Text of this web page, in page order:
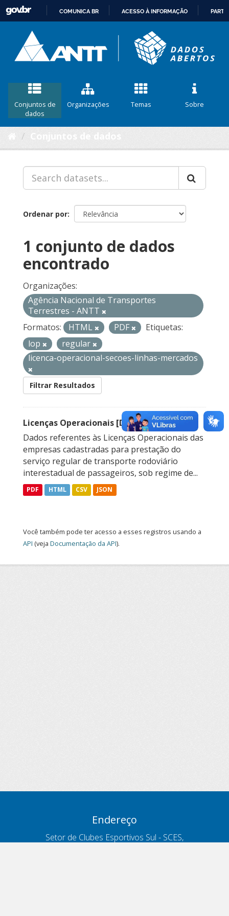
CONTEÚDO
COMUNICA BR ACESSO À INFORMAÇÃO
Conjuntos de
dados
Organizações Temas Sobre
Ordenar por
1 conjunto de dados
encontrado
Organizações:
Agência Nacional de Transportes
Terrestres - ANTT
Formatos:
HTML PDF
Etiquetas:
lop
regular
licenca-operacional-secoes-linhas-mercados
Filtrar Resultados
Licenças Operacionais [Descontinuado]
Dados referentes às Licenças Operacionais das
empresas cadastradas para prestação do
serviço regular de transporte rodoviário
interestadual de passageiros, sob regime de...
PDF HTML CSV JSON
Você também pode ter acesso a esses registros usando a
API (veja Documentação da API).
Endereço
Setor de Clubes Esportivos Sul - SCES,